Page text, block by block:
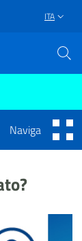
ITA
Naviga